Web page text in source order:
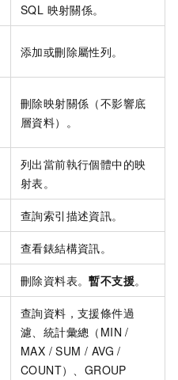
SQL 映射關係。
添加或刪除屬性列。
刪除映射關係（不影響底
層資料）。
列出當前執行個體中的映
射表。
查詢索引描述資訊。
查看錶結構資訊。
刪除資料表。暫不支援。
查詢資料，支援條件過
濾、統計彙總（MIN /
MAX / SUM / AVG /
COUNT）、GROUP